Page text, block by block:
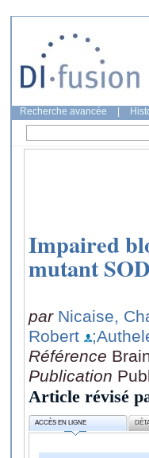
Recherche avancée
Impaired
mutant
par Nicaise,
Robert
Référence
Publication
Article révisé
ACCÈS EN LIGNE